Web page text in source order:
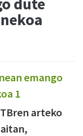
arteko